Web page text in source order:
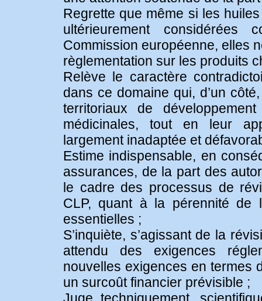
Regrette que même si les
ultérieurement
Commission européenne, elles
règlementation sur les produits
Relève le caractère
dans ce domaine qui, d’un
territoriaux de
médicinales, tout en leur
largement inadaptée et
Estime indispensable, en
assurances, de la part des
le cadre des processus de
CLP, quant à la pérennité de
essentielles ;
S’inquiète, s’agissant de la
attendu des exigences
nouvelles exigences en termes
un surcoût financier prévisible ;